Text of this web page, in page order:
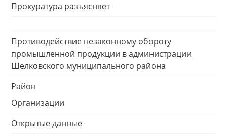
Прокуратура разъясняет
Противодействие незаконному обороту
промышленной продукции в администрации
Шелковского муниципального района
Район
Организации
Открытые данные